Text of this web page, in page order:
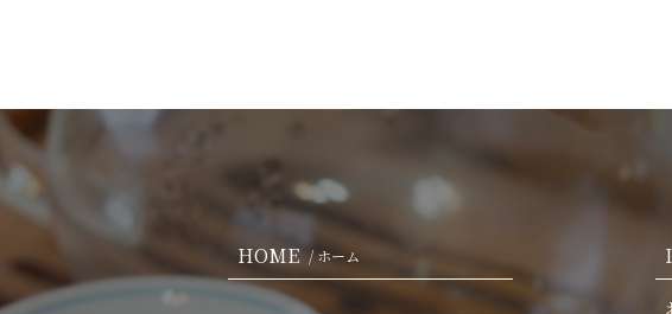
HOME / ホーム